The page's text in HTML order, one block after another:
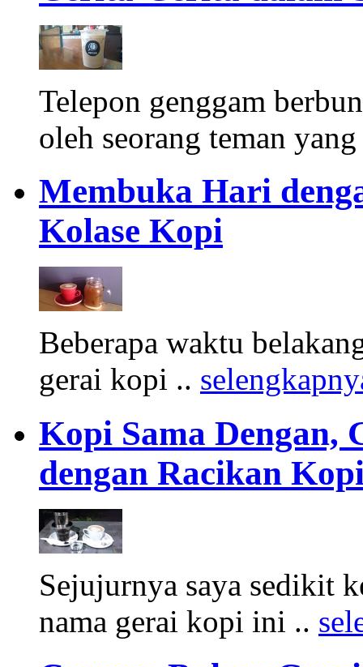
Telepon genggam
oleh seorang teman
Membuka Hari
Kolase Kopi
Beberapa waktu
gerai kopi ..
Kopi Sama Dengan,
dengan Racikan
Sejujurnya saya sedikit
nama gerai kopi ini ..